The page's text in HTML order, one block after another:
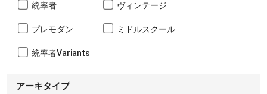
統率者 ヴィンテージ
プレモダン ミドルスクール
統率者Variants
アーキタイプ